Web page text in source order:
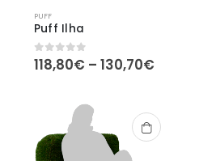
PUFF
Puff Ilha
0out of 5
118,80€ – 130,70€Price
130,70€